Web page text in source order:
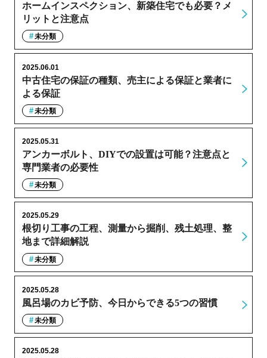
ホームインスペクション、新築住宅でも必要？メ
リットと注意点
未分類
中古住宅の保証の種類、売主による保証と業者に
よる保証
2025.06.01
未分類
アンカーボルト、DIYでの設置は可能？注意点と
専門業者の必要性
2025.05.31
未分類
根切り工事の工程、測量から掘削、残土処理、整
地まで詳細解説
2025.05.29
未分類
風呂場のカビ予防、今日からできる5つの習慣
2025.05.28
未分類
2025.05.28